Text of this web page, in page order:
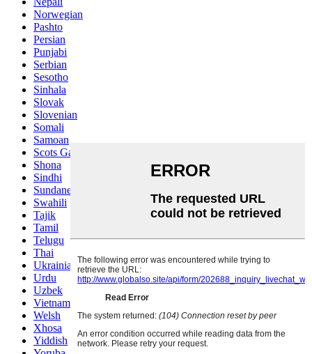
Norwegian
Pashto
Persian
Punjabi
Serbian
Sesotho
Sinhala
Slovak
Slovenian
Somali
Samoan
Scots Gaelic
Shona
Sindhi
Sundanese
Swahili
Tajik
Tamil
Telugu
Thai
Ukrainian
Urdu
Uzbek
Vietnamese
Welsh
Xhosa
Yiddish